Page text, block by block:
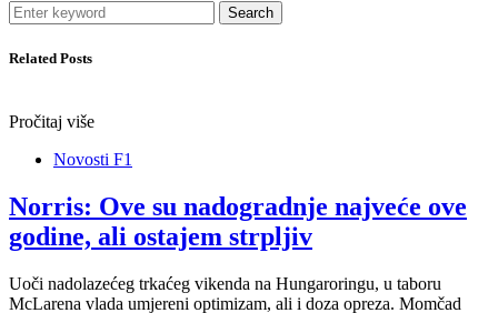
Search
Related Posts
Pročitaj više
Novosti F1
Norris: Ove su nadogradnje najveće ove
godine, ali ostajem strpljiv
Uoči nadolazećeg trkaćeg vikenda na Hungaroringu, u taboru
McLarena vlada umjereni optimizam, ali i doza opreza. Momčad